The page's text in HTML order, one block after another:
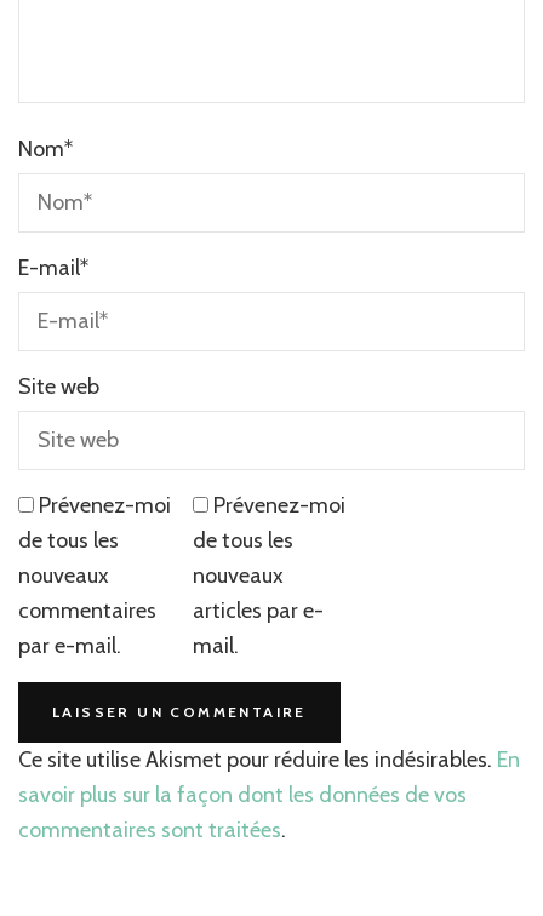
Nom*
E-mail*
Site web
Prévenez-moi
de tous les
nouveaux
commentaires
par e-mail.
Prévenez-moi
de tous les
nouveaux
articles par e-
mail.
Ce site utilise Akismet pour réduire les indésirables. En
savoir plus sur la façon dont les données de vos
commentaires sont traitées.